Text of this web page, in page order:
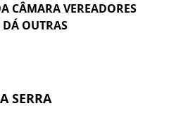
CÂMARA VEREADORES
OUTRAS
SERRA